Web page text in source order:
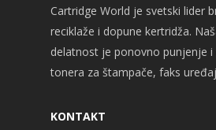
Cartridge World je svetski lider
reciklaže i dopune kertridža.
delatnost je ponovno punjenje i
tonera za štampače, faks
KONTAKT